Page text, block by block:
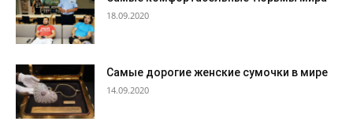
18.09.2020
Самые дорогие женские сумочки в мире
14.09.2020